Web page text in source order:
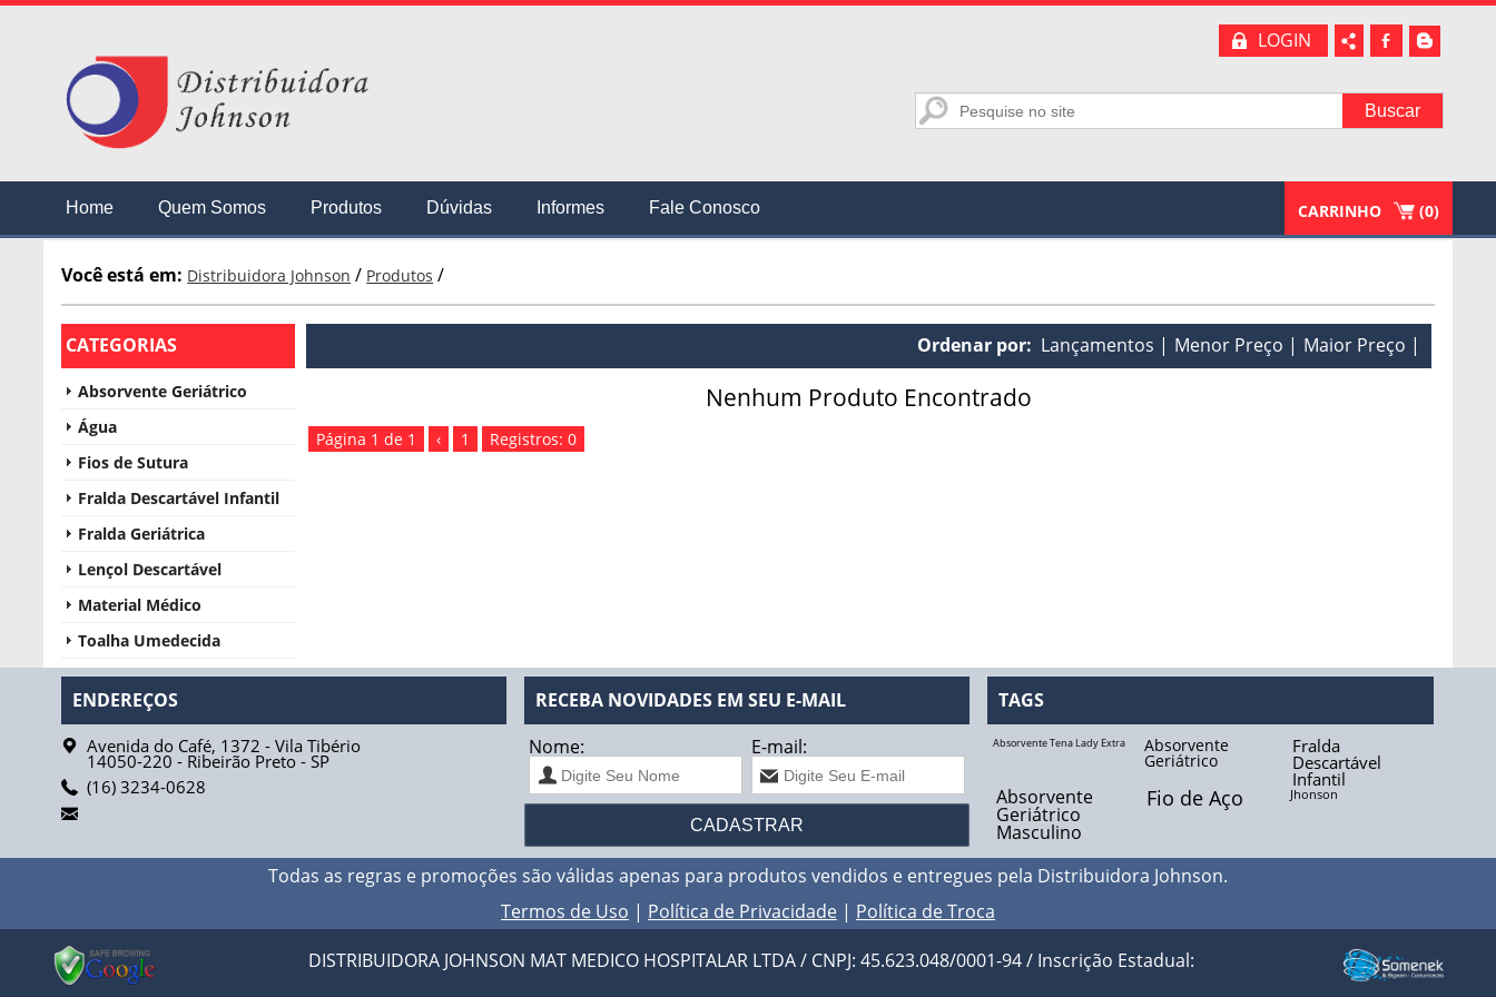
LOGIN b A
Home Quem Somos Produtos Dúvidas Informes Fale Conosco CARRINHO (0)
Você está em: Distribuidora Johnson / Produtos /
CATEGORIAS
Absorvente Geriátrico
Água
Fios de Sutura
Fralda Descartável Infantil
Fralda Geriátrica
Lençol Descartável
Material Médico
Toalha Umedecida
Ordenar por: Lançamentos Menor Preço Maior Preço
Nenhum Produto Encontrado
Página 1 de 1 ‹ 1 Registros: 0
ENDEREÇOS
Avenida do Café, 1372 - Vila Tibério
14050-220 - Ribeirão Preto- SP
(16) 3234-0628
RECEBA NOVIDADES EM SEU E-MAIL
Nome:
E-mail:
TAGS
Absorvente Tena Lady Extra Absorvente
Geriátrico
Fralda
Descartável
Infantil
Absorvente
Geriátrico
Masculino
Fio de Aço Jhonson
Todas as regras e promoções são válidas apenas para produtos vendidos e entregues pela Distribuidora Johnson.
Termos de Uso | Política de Privacidade | Política de Troca
DISTRIBUIDORA JOHNSON MAT MEDICO HOSPITALAR LTDA / CNPJ: 45.623.048/0001-94 / Inscrição Estadual: